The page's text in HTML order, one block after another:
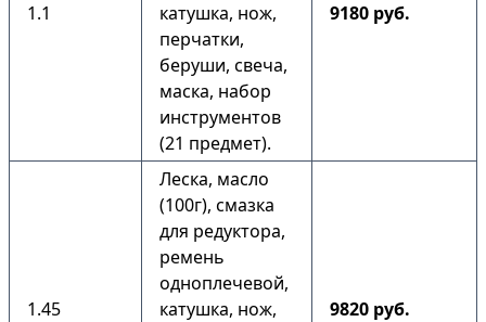
1.1
катушка, нож,
перчатки,
беруши, свеча,
маска, набор
инструментов
(21 предмет).
9180 руб.
1.45
Леска, масло
(100г), смазка
для редуктора,
ремень
одноплечевой,
катушка, нож,
9820 руб.